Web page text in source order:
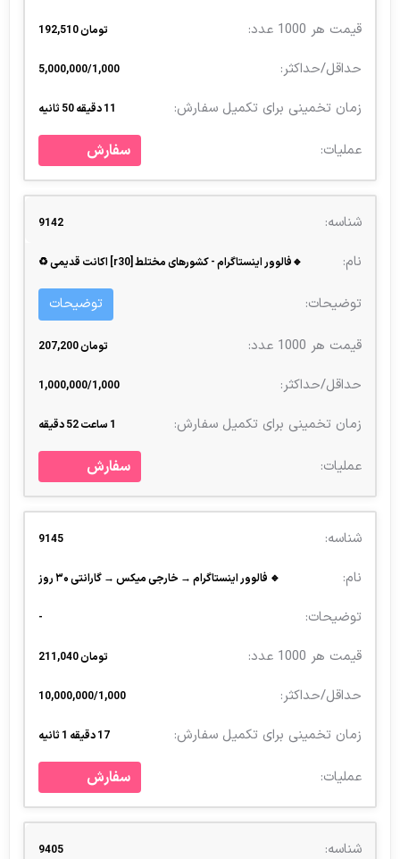
تومان 192,510
5,000,000/1,000
11 دقیقه 50 ثانیه
سفارش
9142
🔹فالوور اینستاگرام - کشورهای مختلط [r30] اکانت قدیمی ♻
توضیحات
تومان 207,200
1,000,000/1,000
1 ساعت 52 دقیقه
سفارش
9145
🔹 فالوور اینستاگرام → خارجی میکس → گارانتی ۳۰ روز
-
تومان 211,040
10,000,000/1,000
17 دقیقه 1 ثانیه
سفارش
9405